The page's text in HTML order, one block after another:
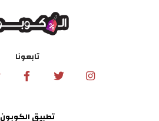
تابعونا
تطبيق الكوبون